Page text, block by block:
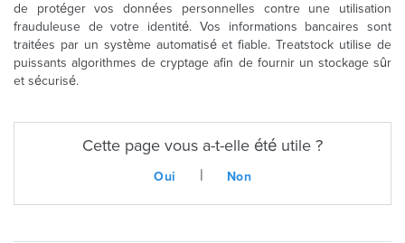
de protéger vos données personnelles contre une utilisation
frauduleuse de votre identité. Vos informations bancaires sont
traitées par un système automatisé et fiable. Treatstock utilise de
puissants algorithmes de cryptage afin de fournir un stockage sûr
et sécurisé.
Cette page vous a-t-elle été utile ?
Oui | Non